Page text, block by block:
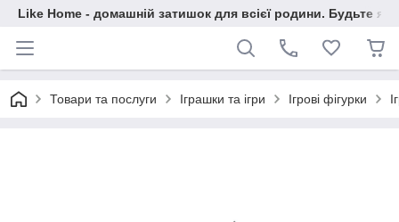
Like Home - домашній затишок для всієї родини. Будьте як
Товари та послуги Іграшки та ігри Ігрові фігурки